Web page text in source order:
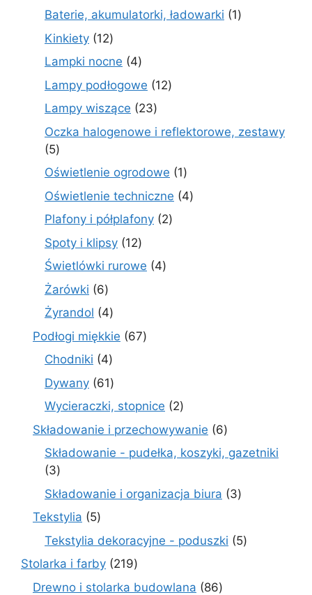
produktów
Baterie, akumulatorki, ładowarki 11
Kinkiety 1212
produktów
Lampki nocne 44
produkty
Lampy podłogowe 1212
Lampy wiszące 2323
produkty
Oczka halogenowe i reflektorowe, zestawy
55
produktów
Oświetlenie ogrodowe 11
produkt
Oświetlenie techniczne 44
Plafony i półplafony 22
Spoty i klipsy 1212
produktów
Świetlówki rurowe 44
Żarówki 66
produktów
Żyrandol 44
produkty
Podłogi miękkie 6767
Chodniki 44
produkty
Dywany 6161
produktów
Wycieraczki, stopnice 22
produkty
Składowanie i przechowywanie 66
produktów
Składowanie - pudełka, koszyki, gazetniki
33
produkty
Składowanie i organizacja biura 33
Tekstylia 55
produktów
Tekstylia dekoracyjne - poduszki 55
Stolarka i farby 219219
produktów
Drewno i stolarka budowlana 8686